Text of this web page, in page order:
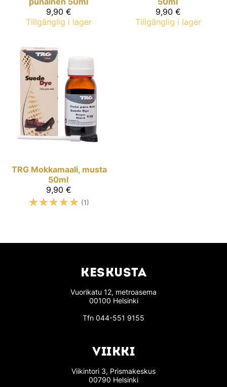
9,90 €
Tillgänglig i lager
9,90 €
Tillgänglig i lager
TRG Mokkamaali, musta
50ml
9,90 €
☆☆☆☆☆ (1)
KESKUSTA
Vuorikatu 12, metroasema
00100 Helsinki
Tfn 044-551 9155
VIIKKI
Viikintori 3, Prismakeskus
00790 Helsinki